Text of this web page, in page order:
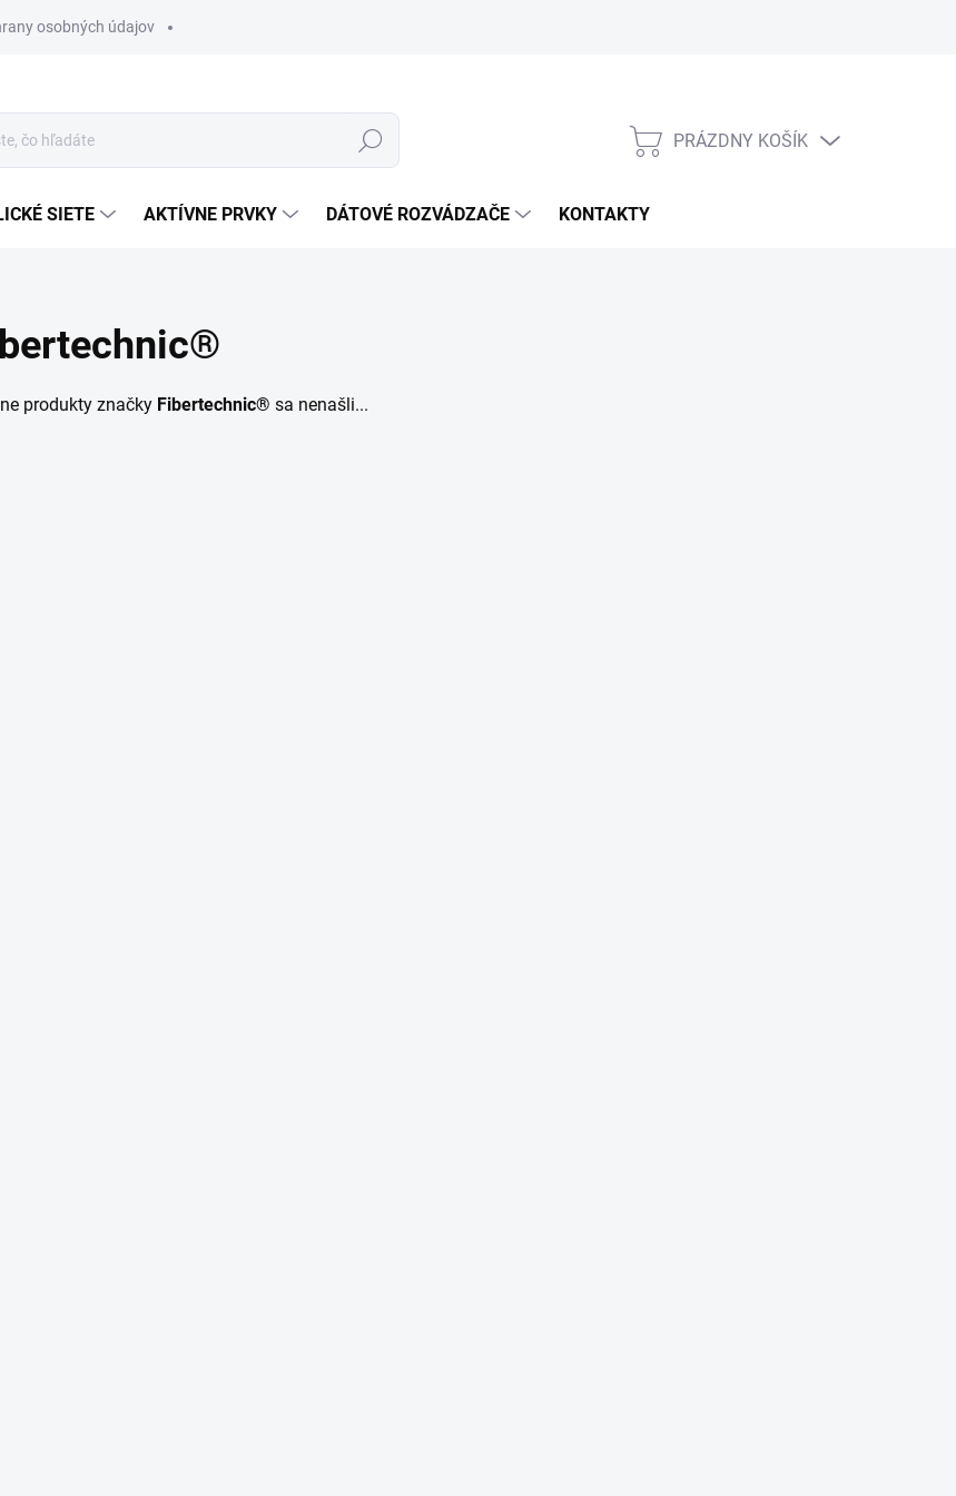
osobných údajov
Hľadať
NÁKUPNÝ
PRÁZDNY KOŠÍK
SIETE AKTÍVNE PRVKY DÁTOVÉ ROZVÁDZAČE KONTAKTY
produkty značky Fibertechnic® sa nenašli...